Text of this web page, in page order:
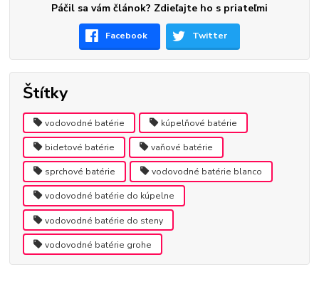
Páčil sa vám článok? Zdieľajte ho s priateľmi
Facebook Twitter
Štítky
vodovodné batérie kúpelňové batérie
bidetové batérie vaňové batérie
sprchové batérie vodovodné batérie blanco
vodovodné batérie do kúpelne
vodovodné batérie do steny
vodovodné batérie grohe